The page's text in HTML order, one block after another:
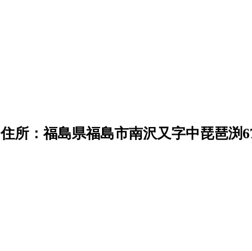
住所：福島県福島市南沢又字中琵琶渕